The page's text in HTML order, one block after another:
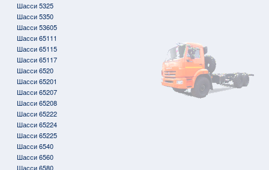
Шасси 5325
Шасси 5350
Шасси 53605
Шасси 65111
Шасси 65115
Шасси 65117
Шасси 6520
Шасси 65201
Шасси 65207
Шасси 65208
Шасси 65222
Шасси 65224
Шасси 65225
Шасси 6540
Шасси 6560
Шасси 6580